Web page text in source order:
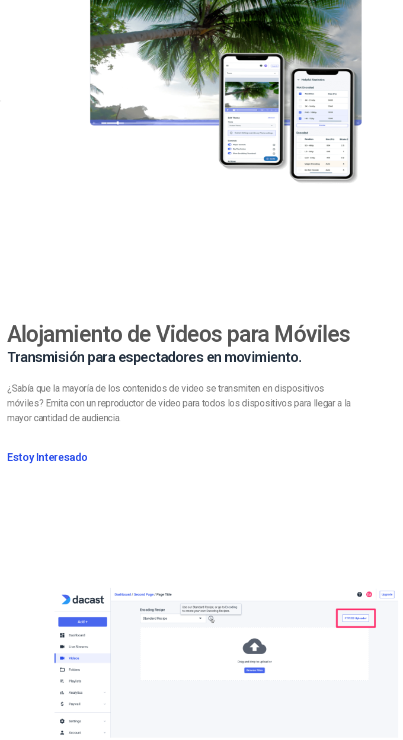
Alojamiento de Videos para Móviles
Transmisión para espectadores en movimiento.
¿Sabía que la mayoría de los contenidos de video se transmiten en dispositivos
móviles? Emita con un reproductor de video para todos los dispositivos para llegar a la
mayor cantidad de audiencia.
Estoy Interesado